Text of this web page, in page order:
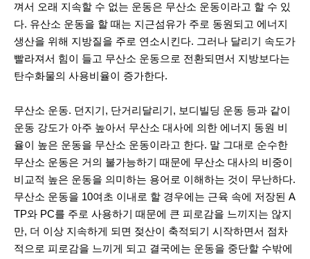
껴서 오래 지속할 수 없는 운동은 무산소 운동이라고 할 수 있
다. 유산소 운동을 할 때는 지근섬유가 주로 동원되고 에너지
생산을 위해 지방질을 주로 연소시킨다. 그러나 달리기 속도가
빨라져서 힘이 들고 무산소 운동으로 전환되면서 지방보다는
탄수화물의 사용비율이 증가한다.
무산소 운동. 던지기, 단거리달리기, 보디빌딩 운동 등과 같이
운동 강도가 아주 높아서 무산소 대사에 의한 에너지 동원 비
율이 높은 운동을 무산소 운동이라고 한다. 말 그대로 순수한
무산소 운동은 거의 불가능하기 때문에 무산소 대사의 비중이
비교적 높은 운동을 의미하는 용어로 이해하는 것이 무난하다.
무산소 운동을 10여초 이내로 할 경우에는 근육 속에 저장된 A
TP와 PC를 주로 사용하기 때문에 큰 피로감을 느끼지는 않지
만, 더 이상 지속하게 되면 젖산이 축적되기 시작하면서 점차
적으로 피로감을 느끼게 되고 결국에는 운동을 중단할 수밖에